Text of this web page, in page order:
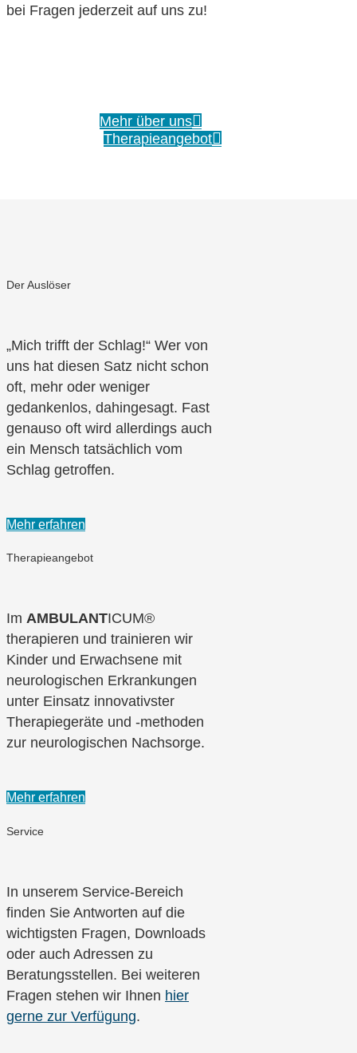
bei Fragen jederzeit auf uns zu!
Mehr über uns
Therapieangebot
Der Auslöser
„Mich trifft der Schlag!“ Wer von
uns hat diesen Satz nicht schon
oft, mehr oder weniger
gedankenlos, dahingesagt. Fast
genauso oft wird allerdings auch
ein Mensch tatsächlich vom
Schlag getroffen.
Mehr erfahren
Therapieangebot
Im AMBULANTICUM®
therapieren und trainieren wir
Kinder und Erwachsene mit
neurologischen Erkrankungen
unter Einsatz innovativster
Therapiegeräte und -methoden
zur neurologischen Nachsorge.
Mehr erfahren
Service
In unserem Service-Bereich
finden Sie Antworten auf die
wichtigsten Fragen, Downloads
oder auch Adressen zu
Beratungsstellen. Bei weiteren
Fragen stehen wir Ihnen hier
gerne zur Verfügung.